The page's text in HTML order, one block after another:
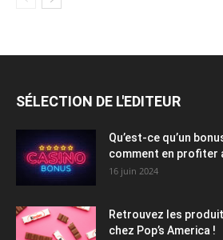
SÉLECTION DE L'EDITEUR
Qu’est-ce qu’un
comment en profiter
16 juin 2024
Retrouvez les
chez Pop’s America !